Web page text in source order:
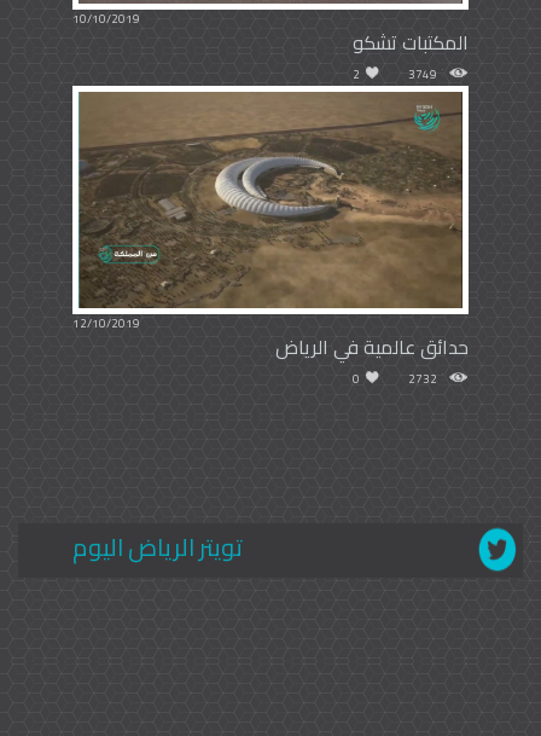
10/10/2019
المكتبات تشكو
3749
2
12/10/2019
حدائق عالمية في الرياض
2732
0
تويتر الرياض اليوم